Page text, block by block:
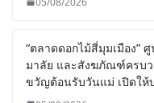
“ตลาดดอกไม้สี่มุมเมือง”
มาลัย และสังฆภัณฑ์ครบว
ขวัญต้อนรับวันแม่ เปิดให้